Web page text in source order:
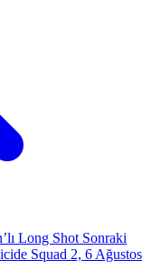
Long Shot Sonraki
Squad 2, 6 Ağustos